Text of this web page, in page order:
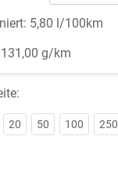
5,80 l/100km
131,00 g/km
20 50 100 250